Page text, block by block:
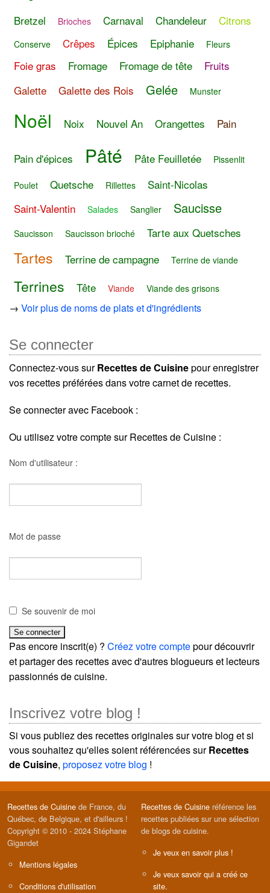
Bretzel Brioches Carnaval Chandeleur Citrons
Conserve Crêpes Épices Epiphanie Fleurs
Foie gras Fromage Fromage de tête
Fruits
Galette
Galette des Rois Gelée Munster
Noël Noix Nouvel An Orangettes Pain
Pain d'épices Pâté Pâte Feuilletée Pissenlit
Poulet Quetsche Rillettes
Saint-Nicolas
Saint-Valentin
Salades Sanglier Saucisse
Saucisson Saucisson brioché Tarte aux Quetsches
Tartes Terrine de campagne Terrine de viande
Terrines Tête Viande Viande des grisons
→ Voir plus de noms de plats et d'ingrédients
Se connecter
Connectez-vous surRecettes de Cuisinepour enregistrer
vos recettes préférées dans votre carnet de recettes.
Se connecter avec Facebook :
Ou utilisez votre compte sur Recettes de Cuisine :
Nom d'utilisateur :
Mot de passe
Se souvenir de moi
Pas encore inscrit(e) ? Créez votre comptepour découvrir
et partager des recettes avec d'autres blogueurs et lecteurs
passionnés de cuisine.
Inscrivez votre blog !
Si vous publiez des recettes originales sur votre blog et si
vous souhaitez qu'elles soient référencées surRecettes
de Cuisine, proposez votre blog !
Recettes de Cuisine de France, du
Québec, de Belgique, et d'ailleurs !
Copyright © 2010 - 2024 Stéphane
Gigandet
Mentions légales
Conditions d'utilisation
Recettes de Cuisine référence les
recettes publiées sur une sélection
de blogs de cuisine.
Je veux en savoir plus !
Je veux savoir qui a créé ce
site.